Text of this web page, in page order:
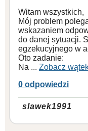
Witam wszystkich,
Mój problem
wskazaniem
do danej sytuacji.
egzekucyjnego w
Oto zadanie:
Na ... Zobacz
0 odpowiedzi
slawek1991